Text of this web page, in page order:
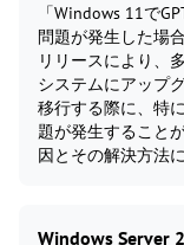
「Windows 11で
問題が発生した場
リリースにより、
システムにアップ
移行する際に、特
題が発生すること
因とその解決方法
Windows Server